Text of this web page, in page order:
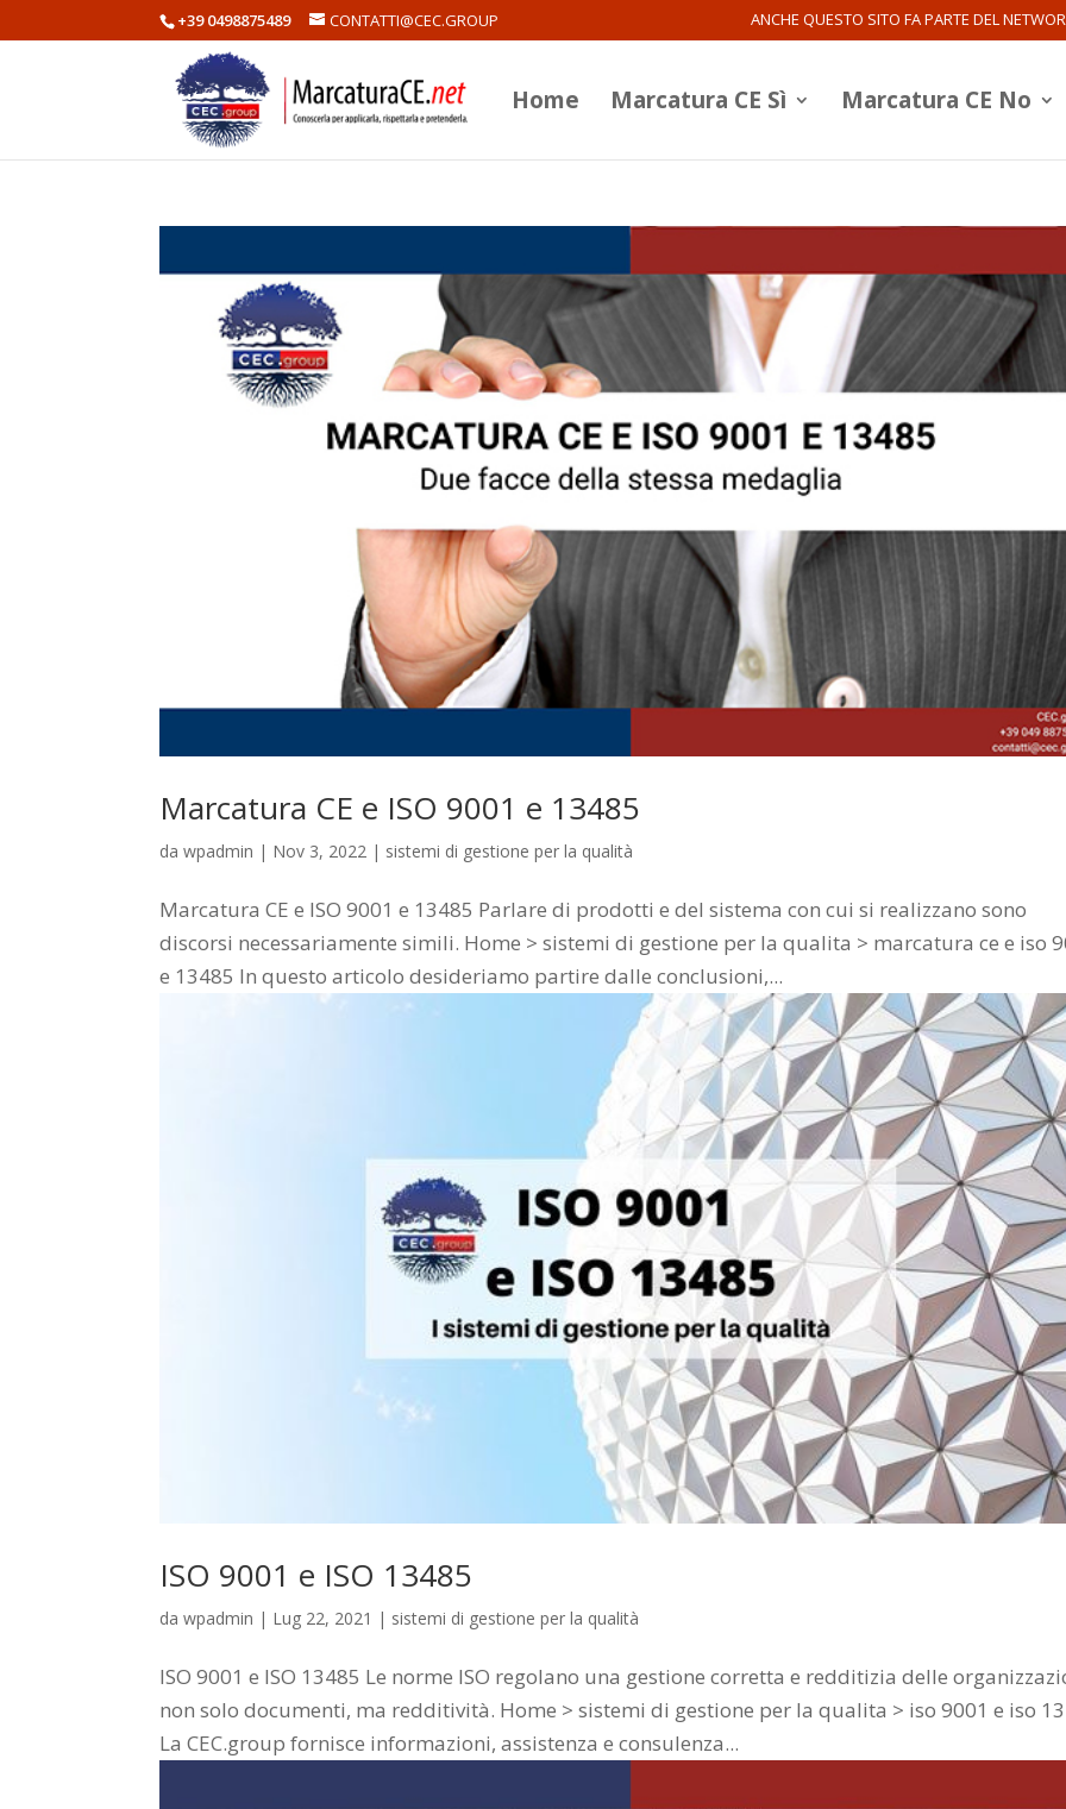
+39 0498875489 CONTATTI@CEC.GROUP ANCHE QUESTO SITO FA PARTE DEL
Home Marcatura CE Sì Marcatura CE No
Marcatura CE e ISO 9001 e 13485
dawpadmin | Nov 3, 2022 | sistemi di gestione per la qualità
Marcatura CE e ISO 9001 e 13485 Parlare di prodotti e del sistema con cui si realizzano sono
discorsi necessariamente simili. Home > sistemi di gestione per la qualita > marcatura ce e iso
e 13485 In questo articolo desideriamo partire dalle conclusioni,...
ISO 9001 e ISO 13485
dawpadmin | Lug 22, 2021 | sistemi di gestione per la qualità
ISO 9001 e ISO 13485 Le norme ISO regolano una gestione corretta e redditizia delle
non solo documenti, ma redditività. Home > sistemi di gestione per la qualita > iso 9001 e iso
La CEC.group fornisce informazioni, assistenza e consulenza...